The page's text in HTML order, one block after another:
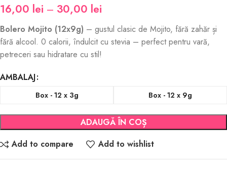
16,00 lei – 30,00 lei
Bolero Mojito (12x9g) – gustul clasic de Mojito, fără zahăr și
fără alcool. 0 calorii, îndulcit cu stevia – perfect pentru vară,
petreceri sau hidratare cu stil!
AMBALAJ
Box - 12 x 3g Box - 12 x 9g
ADAUGĂ ÎN COȘ
Add to compare
Add to wishlist